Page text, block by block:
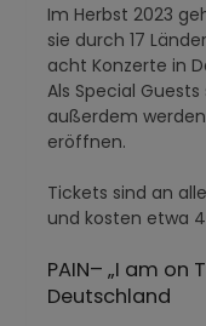
Im Herbst 2023
sie durch 17
acht Konzerte in
Als Special Guests
außerdem werden
eröffnen.
Tickets sind an
und kosten etwa
PAIN– „I am on
Deutschland